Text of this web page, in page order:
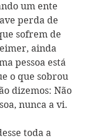
um ente
perda de
sofrem de
ainda
pessoa está
o que sobrou
dizemos: Não
nunca a vi.
toda a